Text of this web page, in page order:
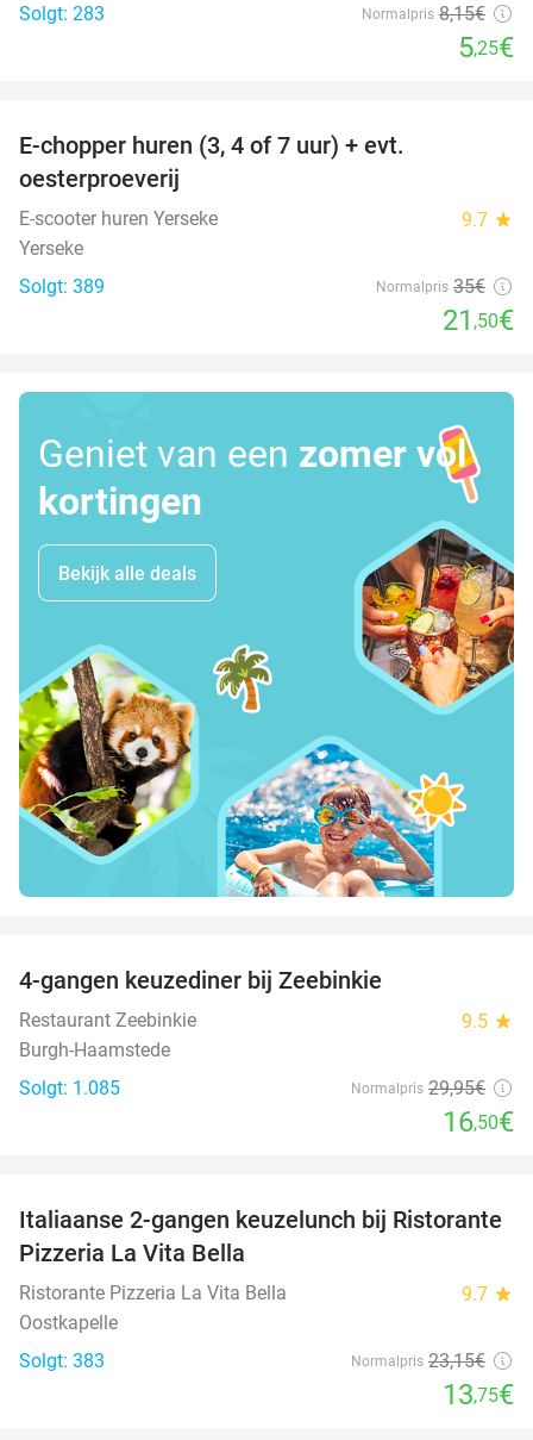
Solgt: 283
Normalpris 8,15€
5,25€
E-chopper huren (3, 4 of 7 uur) + evt.
oesterproeverij
E-scooter huren Yerseke 9.7 star
Yerseke
Solgt: 389
Normalpris 35€
21 ,50€
Geniet van een zomer vol
kortingen
Bekijk alle deals
4-gangen keuzediner bij Zeebinkie
Restaurant Zeebinkie 9.5 star
Burgh-Haamstede
Solgt: 1.085
Normalpris 29,95€
16,50€
41%
Italiaanse 2-gangen keuzelunch bij Ristorante
Pizzeria La Vita Bella
Ristorante Pizzeria La Vita Bella 9.7 star
Oostkapelle
Solgt: 383
Normalpris 23,15€
13,75€